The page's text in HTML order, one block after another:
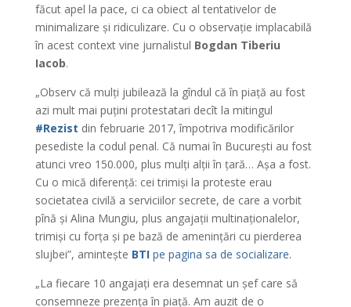
făcut apel la pace, ci ca obiect al tentativelor de
minimalizare și ridiculizare. Cu o observație implacabilă
în acest context vine jurnalistul Bogdan Tiberiu
Iacob.
„Observ că mulți jubilează la gîndul că în piață au fost
azi mult mai puțini protestatari decît la mitingul
#Rezist din februarie 2017, împotriva modificărilor
pesediste la codul penal. Că numai în București au fost
atunci vreo 150.000, plus mulți alții în țară… Așa a fost.
Cu o mică diferență: cei trimiși la proteste erau
societatea civilă a serviciilor secrete, de care a vorbit
pînă și Alina Mungiu, plus angajații multinaționalelor,
trimiși cu forța și pe bază de amenințări cu pierderea
slujbei”, amintește BTIpe pagina sa de socializare.
„La fiecare 10 angajați era desemnat un șef care să
consemneze prezența în piață. Am auzit de o